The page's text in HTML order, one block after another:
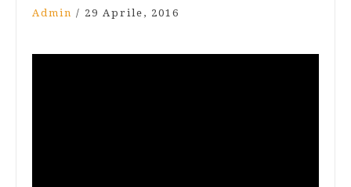
Admin / 29 Aprile, 2016